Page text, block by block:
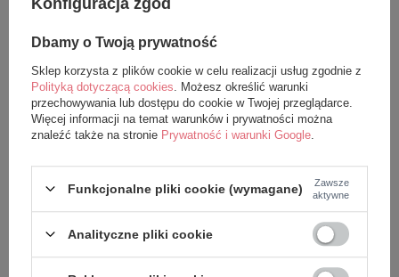
dodaj do koszyka
Biała Gwiazdka Metoo z
Beżowy Miś Metoo z imieniem
Konfiguracja zgód
Dbamy o Twoją prywatność
Sklep korzysta z plików cookie w celu realizacji usług zgodnie z
Polityką dotyczącą cookies . Możesz określić warunki
przechowywania lub dostępu do cookie w Twojej przeglądarce.
Więcej informacji na temat warunków i prywatności można
znaleźć także na stronie Prywatność i warunki Google
Funkcjonalne pliki cookie (wymagane)
Zawsze
aktywne
Analityczne pliki cookie